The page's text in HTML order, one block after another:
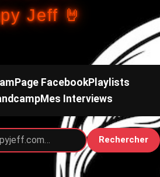
Jeff 🤘
Page FacebookPlaylists
Mes Interviews
Rechercher